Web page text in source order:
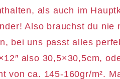
als auch im
Also brauchst du nie
bei uns passt alles
also 30,5×30,5cm,
von ca. 145-160gr/m².